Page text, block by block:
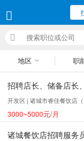
地区 职
招聘店长、储备店长
开发区 | 诸城市睿佳餐饮店（
3000~5000元/月
诸城餐饮店招聘服务